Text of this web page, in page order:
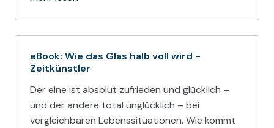
eBook: Wie das Glas halb voll wird -
Zeitkünstler
Der eine ist absolut zufrieden und glücklich –
und der andere total unglücklich – bei
vergleichbaren Lebenssituationen. Wie kommt